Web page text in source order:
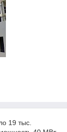
19 тыс.